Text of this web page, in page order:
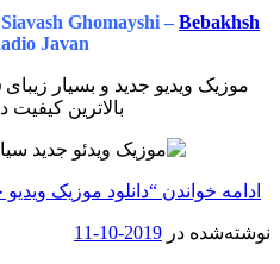
Ghomayshi – Bebakhsh
Javan
موزیک ویدیو جدید و بسیار زیبای
بالاترین کیفیت
ادامه خواندن “دانلود موزیک
نوشته‌شده در 2019-10-11